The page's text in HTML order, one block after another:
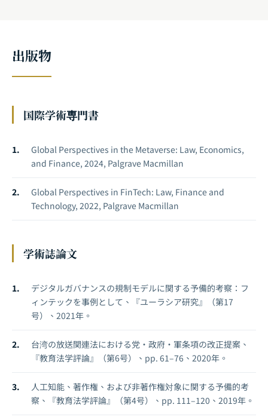
出版物
国際学術専門書
Global Perspectives in the Metaverse: Law, Economics,
and Finance, 2024, Palgrave Macmillan
Global Perspectives in FinTech: Law, Finance and
Technology, 2022, Palgrave Macmillan
学術誌論文
デジタルガバナンスの規制モデルに関する予備的考察：フ
ィンテックを事例として、『ユーラシア研究』（第17
号）、2021年。
台湾の放送関連法における党・政府・軍条項の改正提案、
『教育法学評論』（第6号）、pp. 61–76、2020年。
人工知能、著作権、および非著作権対象に関する予備的考
察、『教育法学評論』（第4号）、pp. 111–120、2019年。